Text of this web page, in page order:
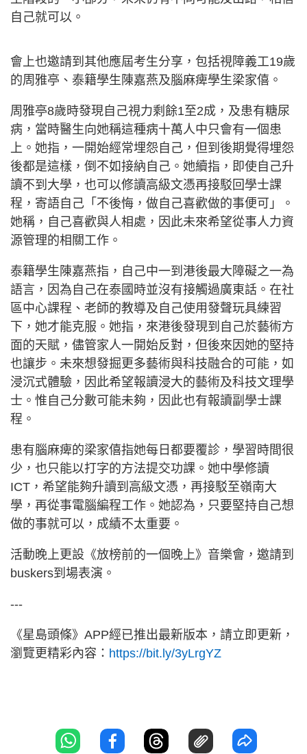
自己就可以。
會上也邀請到其他應屆考生分享，包括視障義工19歲
的周雅亭、泰籍學生陳嘉燕及腦麻痺學生梁家僖。
周雅亭8歲時發現自己視力剩餘1至2成，及患有糖尿
病，當時醫生向她稱這種病十萬人中只會有一個患
上。她指，一開始經常埋怨自己，但到後期覺得埋怨
後都是這樣，倒不如接納自己。她續指，即使自己升
讀不到大學，也可以修讀高級文憑再接駁回學士課
程，寄語自己「不後悔，做自己喜歡做的事便可」。
她稱，自己喜歡與人相處，因此未來希望從事人力資
源管理的相關工作。
泰籍學生陳嘉燕指，自己中一到港後最大障礙之一為
語言，因為自己在泰國時並沒有接觸過廣東話。在社
區中心課程、老師的教導及自己使用發聲玩具練習
下，她才能克服。她指，來港後發現到自己於藝術方
面的天賦，儘管家人一開始反對，但後來因她的堅持
也讓步。未來想發掘更多藝術與科技融合的可能，如
浸沉式體驗，因此希望報讀浸大的藝術及科技文理學
士。惟自己分數可能未夠，因此也有報讀副學士課
程。
患有腦麻痺的梁家僖指她每日都要覆診，學習時間很
少，也只能以打字的方法提交功課。她中學修讀
ICT，希望能夠升讀到高級文憑，再接駁至嶺南大
學，再從事電腦編程工作。她認為，只要堅持自己想
做的事就可以，成績不太重要。
活動晚上更設《放榜前的一個晚上》音樂會，邀請到
buskers到場表演。
---
《星島頭條》APP經已推出最新版本，請立即更新，
瀏覽更精彩內容： https://bit.ly/3yLrgYZ